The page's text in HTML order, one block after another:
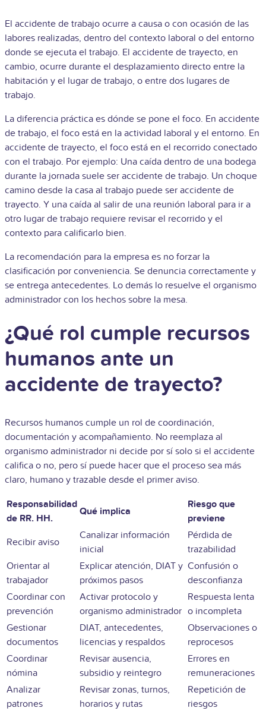
El accidente de trabajo ocurre a causa o con ocasión de las
labores realizadas, dentro del contexto laboral o del entorno
donde se ejecuta el trabajo. El accidente de trayecto, en
cambio, ocurre durante el desplazamiento directo entre la
habitación y el lugar de trabajo, o entre dos lugares de
trabajo.
La diferencia práctica es dónde se pone el foco. En accidente
de trabajo, el foco está en la actividad laboral y el entorno. En
accidente de trayecto, el foco está en el recorrido conectado
con el trabajo. Por ejemplo: Una caída dentro de una bodega
durante la jornada suele ser accidente de trabajo. Un choque
camino desde la casa al trabajo puede ser accidente de
trayecto. Y una caída al salir de una reunión laboral para ir a
otro lugar de trabajo requiere revisar el recorrido y el
contexto para calificarlo bien.
La recomendación para la empresa es no forzar la
clasificación por conveniencia. Se denuncia correctamente y
se entrega antecedentes. Lo demás lo resuelve el organismo
administrador con los hechos sobre la mesa.
¿Qué rol cumple recursos
humanos ante un
accidente de trayecto?
Recursos humanos cumple un rol de coordinación,
documentación y acompañamiento. No reemplaza al
organismo administrador ni decide por sí solo si el accidente
califica o no, pero sí puede hacer que el proceso sea más
claro, humano y trazable desde el primer aviso.
Responsabilidad
de RR. HH.
Qué implica
Riesgo que
previene
Recibir aviso
Canalizar información
inicial
Pérdida de
trazabilidad
Orientar al
trabajador
Explicar atención, DIAT y
próximos pasos
Confusión o
desconfianza
Coordinar con
prevención
Activar protocolo y
organismo administrador
Respuesta lenta
o incompleta
Gestionar
documentos
DIAT, antecedentes,
licencias y respaldos
Observaciones o
reprocesos
Coordinar
nómina
Revisar ausencia,
subsidio y reintegro
Errores en
remuneraciones
Analizar
patrones
Revisar zonas, turnos,
horarios y rutas
Repetición de
riesgos